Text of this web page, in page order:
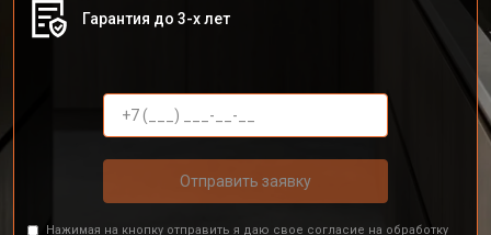
Гарантия до 3-х лет
Отправить заявку
Нажимая на кнопку отправить я даю свое согласие на обработку